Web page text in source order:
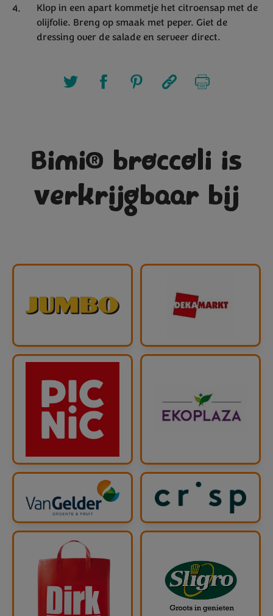
Klop in een apart kommetje het citroensap met de
olijfolie. Breng op smaak met peper. Giet de
dressing over de salade en serveer direct.
Bimi® broccoli is
verkrijgbaar bij